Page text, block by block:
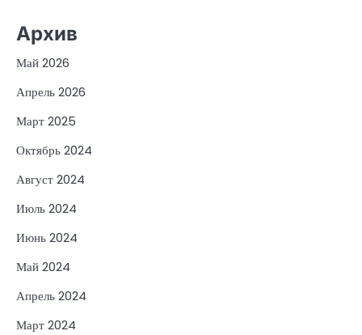
Архив
Май 2026
Апрель 2026
Март 2025
Октябрь 2024
Август 2024
Июль 2024
Июнь 2024
Май 2024
Апрель 2024
Март 2024